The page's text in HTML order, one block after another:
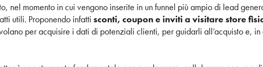
nel momento in cui vengono inserite in un funnel più ampio di lead
utili. Proponendo infatti sconti, coupon e inviti a visitare store
per acquisire i dati di potenziali clienti, per guidarli all’acquisto e,